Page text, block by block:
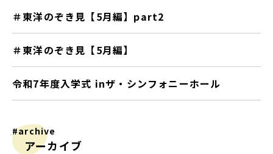
＃東洋のぞき見【5月編】part2
＃東洋のぞき見【5月編】
令和7年度入学式 inザ・シンフォニーホール
#archive
アーカイブ